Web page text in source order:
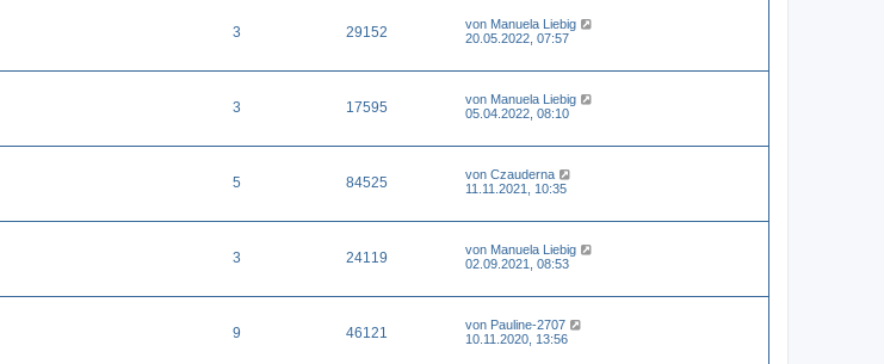
3 29152 von Manuela Liebig
20.05.2022, 07:57
3 17595 von Manuela Liebig
05.04.2022, 08:10
5 84525 von Czauderna
11.11.2021, 10:35
3 24119 von Manuela Liebig
02.09.2021, 08:53
9 46121 von Pauline-2707
10.11.2020, 13:56